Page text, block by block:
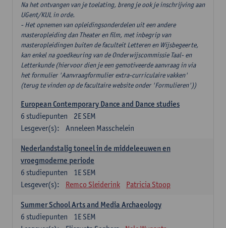
Na het ontvangen van je toelating, breng je ook je inschrijving aan
UGent/KUL in orde.
- Het opnemen van opleidingsonderdelen uit een andere
masteropleiding dan Theater en film, met inbegrip van
masteropleidingen buiten de faculteit Letteren en Wijsbegeerte,
kan enkel na goedkeuring van de Onderwijscommissie Taal- en
Letterkunde (hiervoor dien je een gemotiveerde aanvraag in via
het formulier 'Aanvraagformulier extra-curriculaire vakken'
(terug te vinden op de facultaire website onder 'Formulieren'))
European Contemporary Dance and Dance studies
2E SEM
6 studiepunten
Lesgever(s):
Anneleen Masschelein
Nederlandstalig toneel in de middeleeuwen en
vroegmoderne periode
1E SEM
6 studiepunten
Lesgever(s):
Remco Sleiderink Patricia Stoop
Summer School Arts and Media Archaeology
1E SEM
6 studiepunten